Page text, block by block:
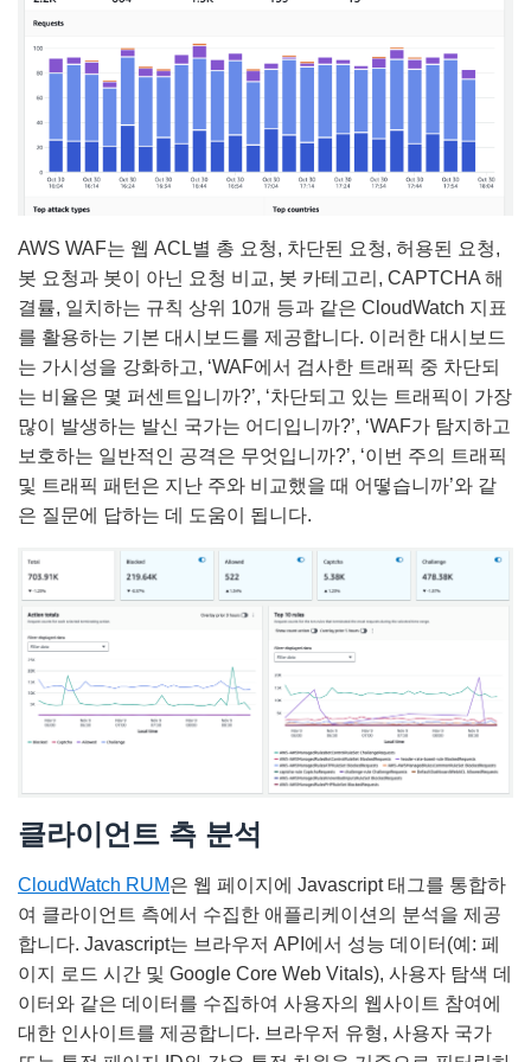
AWS WAF는 웹 ACL별 총 요청, 차단된 요청, 허용된 요청,
봇 요청과 봇이 아닌 요청 비교, 봇 카테고리, CAPTCHA 해
결률, 일치하는 규칙 상위 10개 등과 같은 CloudWatch 지표
를 활용하는 기본 대시보드를 제공합니다. 이러한 대시보드
는 가시성을 강화하고, ‘WAF에서 검사한 트래픽 중 차단되
는 비율은 몇 퍼센트입니까?’, ‘차단되고 있는 트래픽이 가장
많이 발생하는 발신 국가는 어디입니까?’, ‘WAF가 탐지하고
보호하는 일반적인 공격은 무엇입니까?’, ‘이번 주의 트래픽
및 트래픽 패턴은 지난 주와 비교했을 때 어떻습니까’와 같
은 질문에 답하는 데 도움이 됩니다.
클라이언트 측 분석
CloudWatch RUM은 웹 페이지에 Javascript 태그를 통합하
여 클라이언트 측에서 수집한 애플리케이션의 분석을 제공
합니다. Javascript는 브라우저 API에서 성능 데이터(예: 페
이지 로드 시간 및 Google Core Web Vitals), 사용자 탐색 데
이터와 같은 데이터를 수집하여 사용자의 웹사이트 참여에
대한 인사이트를 제공합니다. 브라우저 유형, 사용자 국가